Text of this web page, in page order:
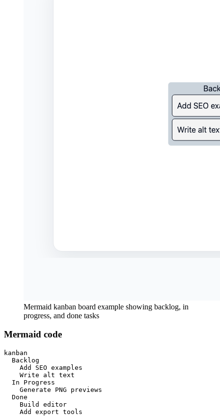
Mermaid kanban board example showing backlog, in
progress, and done tasks
Mermaid code
kanban
  Backlog
    Add SEO examples
    Write alt text
  In Progress
    Generate PNG previews
  Done
    Build editor
    Add export tools